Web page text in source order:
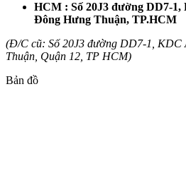
HCM : Số 20J3 đường DD7-
Đông Hưng Thuận, TP.HCM
(Đ/C cũ: Số 20J3 đường DD7-1, KDC
Thuận, Quận 12, TP HCM)
Bản đồ